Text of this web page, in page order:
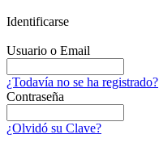
Identificarse
Usuario o Email
¿Todavía no se ha registrado?
Contraseña
¿Olvidó su Clave?